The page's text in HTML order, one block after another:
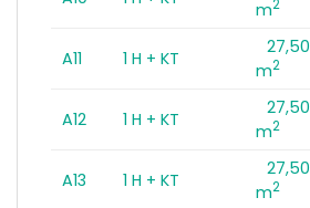
m
A11 1 H + KT
27,50
m2
A12 1 H + KT
27,50
m2
A13 1 H + KT
27,50
m2